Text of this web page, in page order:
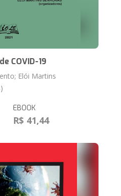
COVID-19
Elói Martins
EBOOK
R$ 41,44